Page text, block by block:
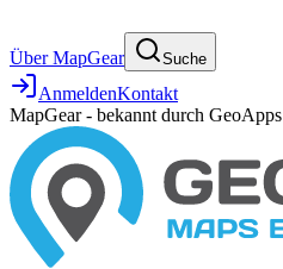
Über MapGear Suche
AnmeldenKontakt
MapGear - bekannt durch GeoApps